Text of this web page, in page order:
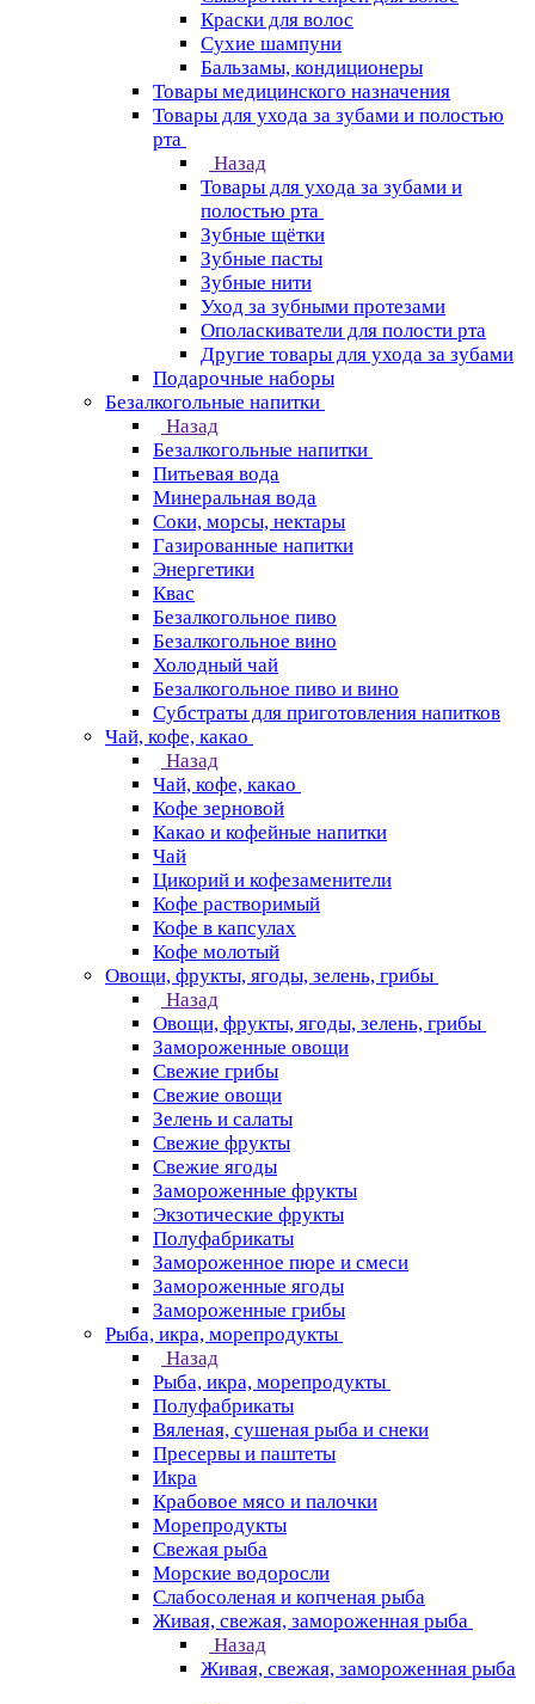
Краски для волос
Сухие шампуни
Бальзамы, кондиционеры
Товары медицинского назначения
Товары для ухода за зубами и полостью
рта
Назад
Товары для ухода за зубами и
полостью рта
Зубные щётки
Зубные пасты
Зубные нити
Уход за зубными протезами
Ополаскиватели для полости рта
Другие товары для ухода за зубами
Подарочные наборы
Безалкогольные напитки
Назад
Безалкогольные напитки
Питьевая вода
Минеральная вода
Соки, морсы, нектары
Газированные напитки
Энергетики
Квас
Безалкогольное пиво
Безалкогольное вино
Холодный чай
Безалкогольное пиво и вино
Субстраты для приготовления напитков
Чай, кофе, какао
Назад
Чай, кофе, какао
Кофе зерновой
Какао и кофейные напитки
Чай
Цикорий и кофезаменители
Кофе растворимый
Кофе в капсулах
Кофе молотый
Овощи, фрукты, ягоды, зелень, грибы
Назад
Овощи, фрукты, ягоды, зелень, грибы
Замороженные овощи
Свежие грибы
Свежие овощи
Зелень и салаты
Свежие фрукты
Свежие ягоды
Замороженные фрукты
Экзотические фрукты
Полуфабрикаты
Замороженное пюре и смеси
Замороженные ягоды
Замороженные грибы
Рыба, икра, морепродукты
Назад
Рыба, икра, морепродукты
Полуфабрикаты
Вяленая, сушеная рыба и снеки
Пресервы и паштеты
Икра
Крабовое мясо и палочки
Морепродукты
Свежая рыба
Морские водоросли
Слабосоленая и копченая рыба
Живая, свежая, замороженная рыба
Назад
Живая, свежая, замороженная рыба